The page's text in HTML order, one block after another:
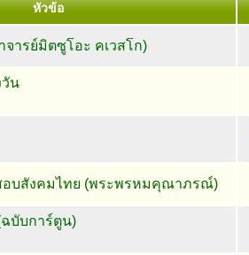
หัวข้อ
จารย์มิตซูโอะ คเวสโก)
วัน
บสังคมไทย (พระพรหมคุณาภรณ์)
บับการ์ตูน)